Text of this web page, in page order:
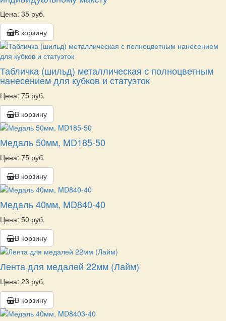
Цена: 35 руб.
В корзину
Табличка (шильд) металлическая с полноцветным
нанесением для кубков и статуэток
Цена: 75 руб.
В корзину
Медаль 50мм, MD185-50
Цена: 75 руб.
В корзину
Медаль 40мм, MD840-40
Цена: 50 руб.
В корзину
Лента для медалей 22мм (Лайм)
Цена: 23 руб.
В корзину